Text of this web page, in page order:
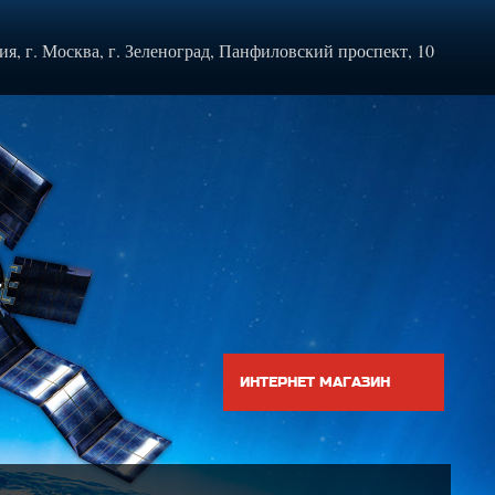
г. Москва, г. Зеленоград, Панфиловский проспект, 10
ИНТЕРНЕТ МАГАЗИН